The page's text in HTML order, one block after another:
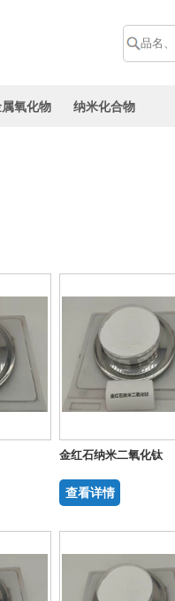
氧化物 纳米化合物
金红石纳米二氧化钛
查看详情